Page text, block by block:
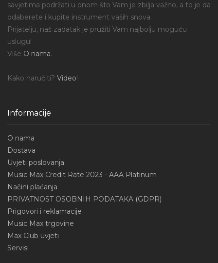
savjetima podržati u onom što Vam je zbilja važno, a to je da
odaberete i kupite instrument vaših snova.
Prijatelju, naš zadatak je pružiti Vam najbolju moguću
uslugu!
Više O nama.
Kako naručiti? Video!
Informacije
O nama
Dostava
Uvjeti poslovanja
Music Max Credit Rate 2023 - AAA Platinum
Načini plaćanja
PRIVATNOST OSOBNIH PODATAKA (GDPR)
Prigovori i reklamacije
Music Max trgovine
Max Club uvjeti
Servisi